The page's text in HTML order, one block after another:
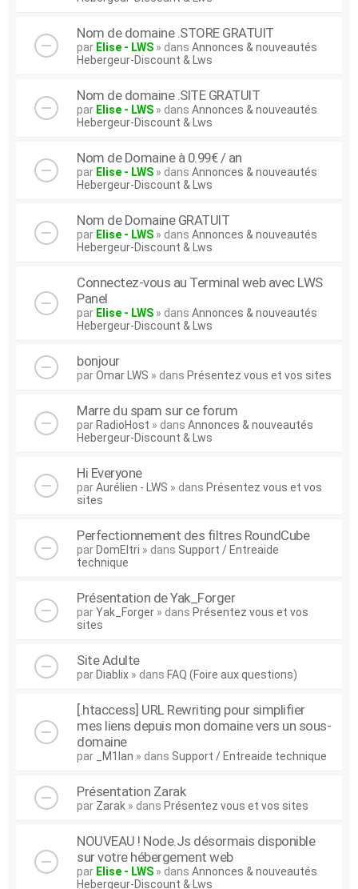
Nom de domaine .STORE GRATUIT
par Elise - LWS » dans Annonces & nouveautés
Hebergeur-Discount & Lws
Nom de domaine .SITE GRATUIT
par Elise - LWS » dans Annonces & nouveautés
Hebergeur-Discount & Lws
Nom de Domaine à 0.99€ / an
par Elise - LWS » dans Annonces & nouveautés
Hebergeur-Discount & Lws
Nom de Domaine GRATUIT
par Elise - LWS » dans Annonces & nouveautés
Hebergeur-Discount & Lws
Connectez-vous au Terminal web avec LWS
Panel
par Elise - LWS » dans Annonces & nouveautés
Hebergeur-Discount & Lws
bonjour
parOmar LWS » dans Présentez vous et vos sites
Marre du spam sur ce forum
par RadioHost » dans Annonces & nouveautés
Hebergeur-Discount & Lws
Hi Everyone
parAurélien - LWS » dans Présentez vous et vos
sites
Perfectionnement des filtres RoundCube
par DomEltri » dans Support / Entreaide
technique
Présentation de Yak_Forger
parYak_Forger » dans Présentez vous et vos
sites
Site Adulte
par Diablix » dans FAQ (Foire aux questions)
[.htaccess] URL Rewriting pour simplifier
mes liens depuis mon domaine vers un sous-
domaine
par _M1lan » dans Support / Entreaide technique
Présentation Zarak
par Zarak » dans Présentez vous et vos sites
NOUVEAU ! Node.Js désormais disponible
sur votre hébergement web
par Elise - LWS » dans Annonces & nouveautés
Hebergeur-Discount & Lws